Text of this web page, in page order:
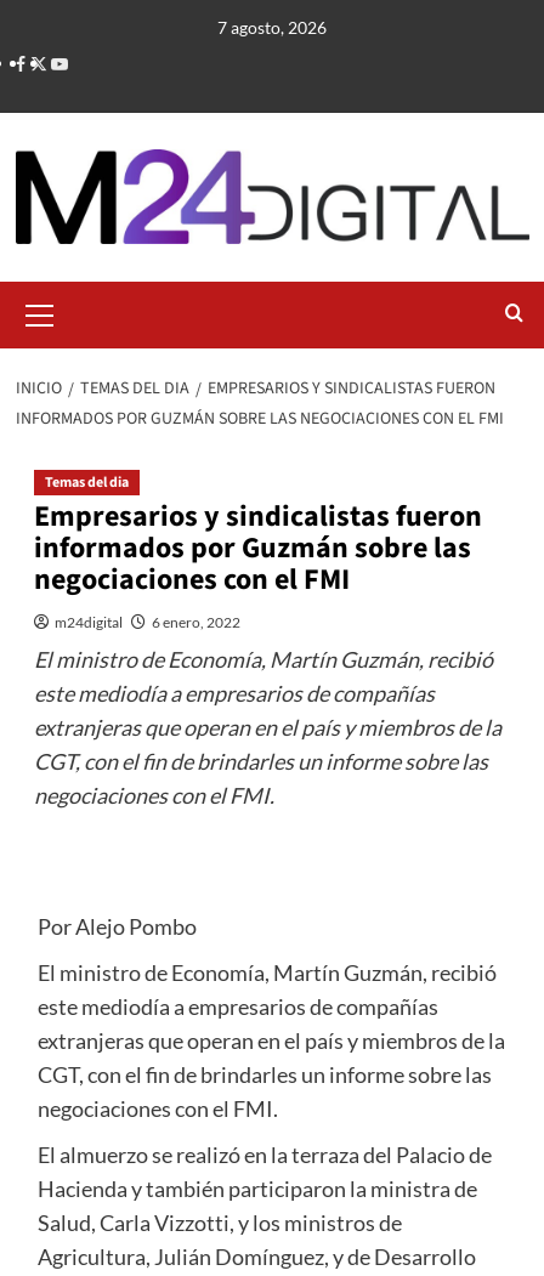
contenido
7 agosto, 2026
primario
INICIO TEMAS DEL DIA
EMPRESARIOS Y SINDICALISTAS FUERON
INFORMADOS POR GUZMÁN SOBRE LAS NEGOCIACIONES CON EL FMI
Temas del dia
Empresarios y sindicalistas fueron
informados por Guzmán sobre las
negociaciones con el FMI
m24digital 6 enero, 2022
El ministro de Economía, Martín Guzmán, recibió
este mediodía a empresarios de compañías
extranjeras que operan en el país y miembros de la
CGT, con el fin de brindarles un informe sobre las
negociaciones con el FMI.
Por Alejo Pombo
El ministro de Economía, Martín Guzmán, recibió
este mediodía a empresarios de compañías
extranjeras que operan en el país y miembros de la
CGT, con el fin de brindarles un informe sobre las
negociaciones con el FMI.
El almuerzo se realizó en la terraza del Palacio de
Hacienda y también participaron la ministra de
Salud, Carla Vizzotti, y los ministros de
Agricultura, Julián Domínguez, y de Desarrollo